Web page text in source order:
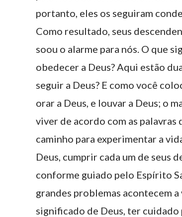
portanto, eles os seguiram
Como resultado, seus
soou o alarme para nós. O que
obedecer a Deus? Aqui estão
seguir a Deus? E como você
orar a Deus, e louvar a Deus; o
viver de acordo com as palavras
caminho para experimentar a
Deus, cumprir cada um de seus
conforme guiado pelo Espírito
grandes problemas acontecem
significado de Deus, ter cuidado